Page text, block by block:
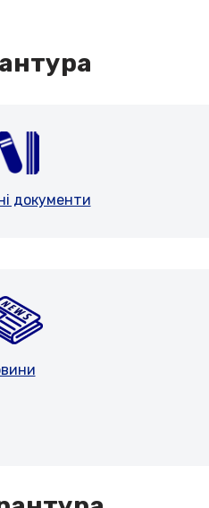
документи